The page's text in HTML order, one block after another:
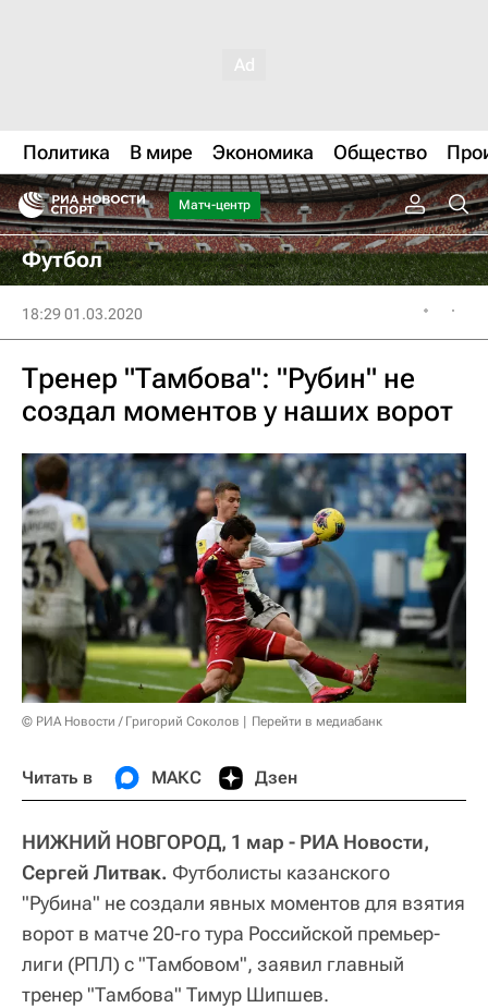
Политика В мире Экономика Общество
Матч-центр
Футбол
18:29 01.03.2020
Тренер "Тамбова": "Рубин" не
создал моментов у наших ворот
© РИА Новости / Григорий Соколов Перейти в медиабанк
Читать в МАКС Дзен
НИЖНИЙ НОВГОРОД, 1 мар - РИА Новости,
Сергей Литвак. Футболисты казанского
"Рубина" не создали явных моментов для взятия
ворот в матче 20-го тура Российской премьер-
лиги (РПЛ) с "Тамбовом", заявил главный
тренер "Тамбова" Тимур Шипшев.